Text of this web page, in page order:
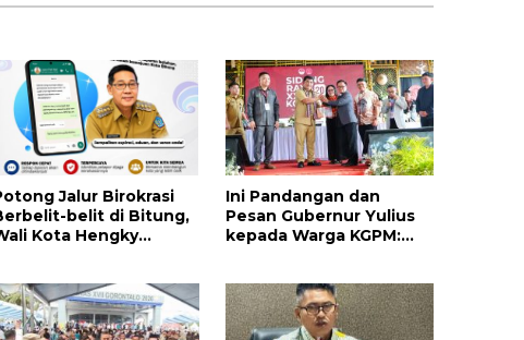
Jalur Birokrasi
belit di Bitung,
Kota Hengky
WA
Ini Pandangan dan
Pesan Gubernur Yulius
kepada Warga KGPM:
Praktis